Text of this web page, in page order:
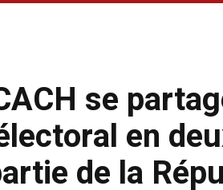
se
en
de la